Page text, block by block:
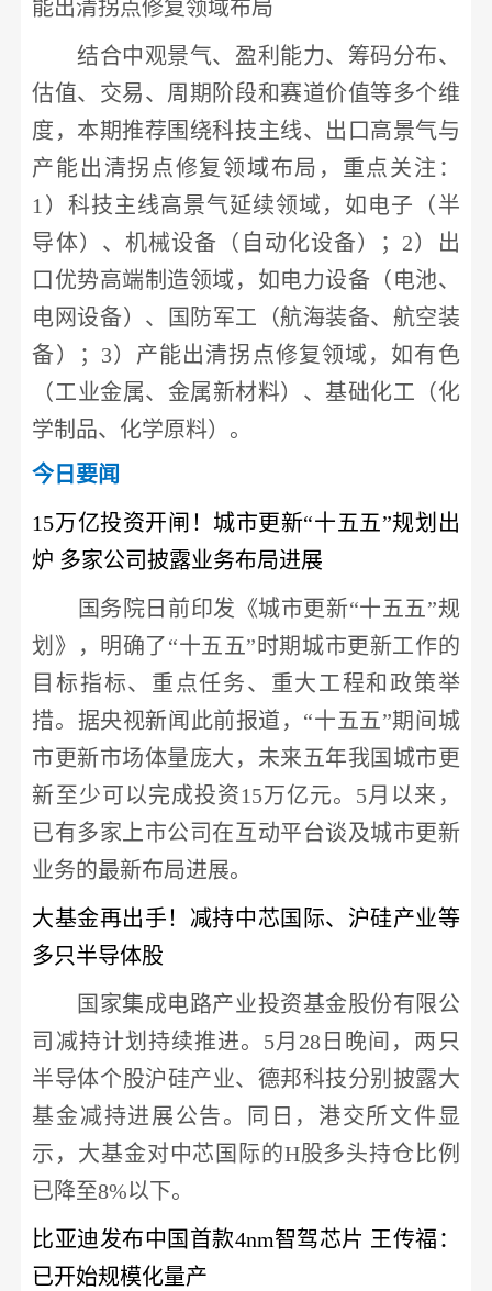
能出清拐点修复领域布局
结合中观景气、盈利能力、筹码分布、
估值、交易、周期阶段和赛道价值等多个维
度，本期推荐围绕科技主线、出口高景气与
产能出清拐点修复领域布局，重点关注：
1）科技主线高景气延续领域，如 电子
（半
导体）、 机械设备 （ 自动化设备）； 2）出
口优势高端制造领域，如 电力设备 （ 电池、
电网设备）、国防军工 （航海装备、航空装
备）； 3）产能出清拐点修复领域，如有色
（工业金属、金属新材料）、 基础化工 （化
学制品、 化学原料）。
今日要闻
15万亿投资开闸！城市更新“十五五”规划出
炉 多家公司披露业务布局进展
国务院日前印发《城市更新“十五五”规
划》，明确了“十五五”时期城市更新工作的
目标指标、重点任务、重大工程和政策举
措。据央视新闻此前报道，“十五五”期间城
市更新市场体量庞大，未来五年我国城市更
新至少可以完成投资15万亿元。5月以来，
已有多家上市公司在互动平台谈及城市更新
业务的最新布局进展。
大基金再出手！减持中芯国际、沪硅产业等
多只半导体股
国家集成电路产业投资基金股份有限公
司减持计划持续推进。 5月28日晚间，两只
半导体个股沪硅产业、德邦科技分别披露大
基金减持进展公告。同日，港交所文件显
示，大基金对中芯国际的H股多头持仓比例
已降至8%以下。
比亚迪发布中国首款4nm智驾芯片 王传福：
已开始规模化量产